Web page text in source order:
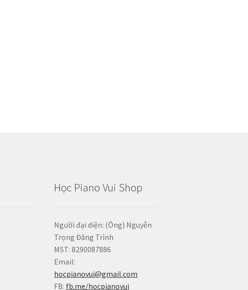
Học Piano Vui Shop
Người đại diện: (Ông) Nguyễn
Trọng Đăng Trình
MST: 8290087886
Email:
hocpianovui@gmail.com
FB: fb.me/hocpianovui